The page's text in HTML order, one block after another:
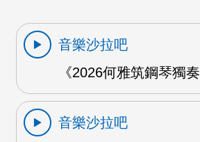
音樂沙拉吧
《2026何雅筑鋼琴獨
音樂沙拉吧